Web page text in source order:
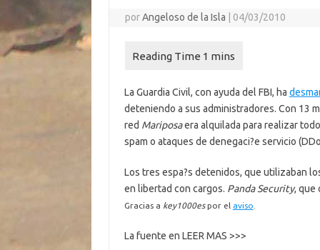
porAngeloso de la Isla 04/03/2010
La Guardia Civil, con ayuda del FBI, ha
deteniendo a sus administradores. Con 13
red Mariposaera alquilada para realizar
spam o ataques de denegaci?e servicio
Los tres espa?s detenidos, que utilizaban
en libertad con cargos. Panda Security, que
Gracias a key1000espor el aviso
La fuente en LEER MAS >>>